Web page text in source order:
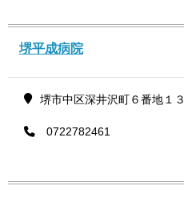
堺平成病院
堺市中区深井沢町６番地１３
0722782461